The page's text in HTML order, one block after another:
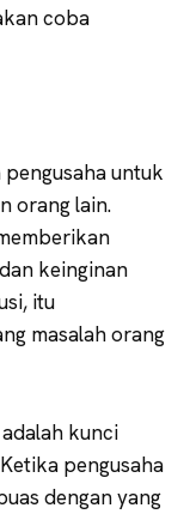
coba
untuk
orang lain.
keinginan
itu
masalah orang
kunci
pengusaha
dengan yang